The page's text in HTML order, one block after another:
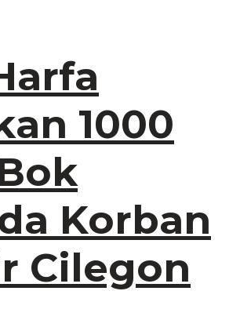
1000
Korban
Cilegon